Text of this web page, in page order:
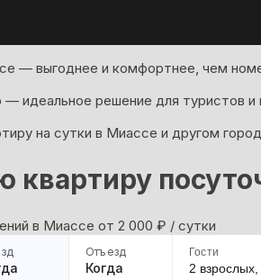
— выгоднее и комфортнее, чем
— идеальное решение для туристов и
на сутки в Миассе и другом
квартиру
в Миассе oт 2 000 ₽ / сутки
Отъезд
Когда
Гости
2 взрослых,